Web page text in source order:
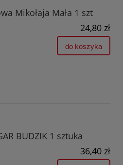
Mikołaja Mała 1 szt
24,80 zł
do koszyka
BUDZIK 1 sztuka
36,40 zł